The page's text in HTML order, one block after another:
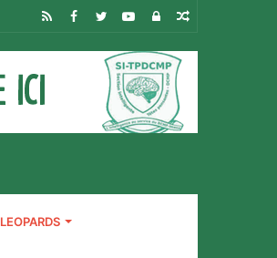
Article
Connexion
YouTube
Twitter
Facebook
RSS
LEOPARDS